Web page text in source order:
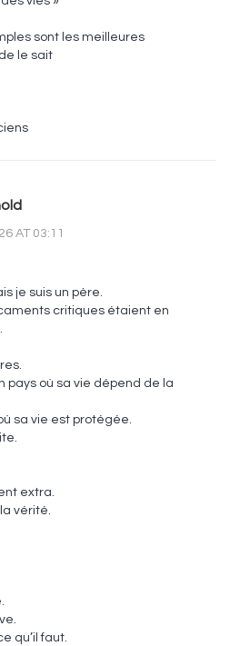
sont les meilleures
le sait
AT 03:11
je suis un père.
critiques étaient en
pays où sa vie dépend de la
sa vie est protégée.
extra.
vérité.
qu’il faut.